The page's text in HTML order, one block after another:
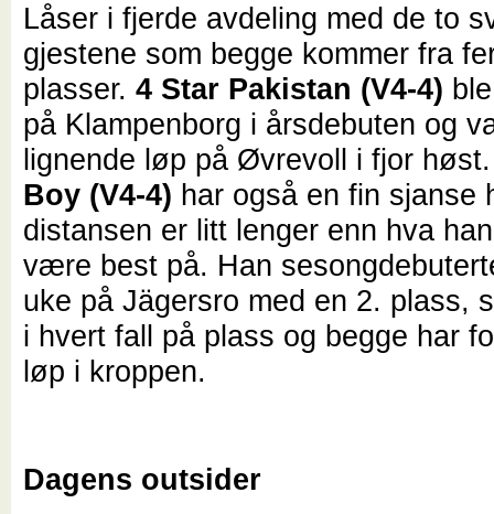
Låser i fjerde avdeling med de to
gjestene som begge kommer fra
plasser. 4 Star Pakistan (V4-4)
på Klampenborg i årsdebuten og
lignende løp på Øvrevoll i fjor
Boy (V4-4) har også en fin sjanse
distansen er litt lenger enn hva
være best på. Han
uke på Jägersro med en 2. plass,
i hvert fall på plass og begge har
løp i kroppen.
Dagens outsider